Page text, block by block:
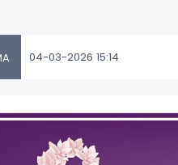
04-03-2026 15:14